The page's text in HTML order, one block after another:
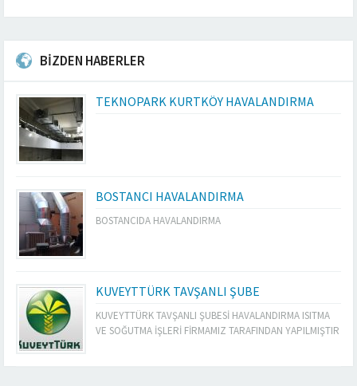
BİZDEN HABERLER
TEKNOPARK KURTKÖY HAVALANDIRMA
BOSTANCI HAVALANDIRMA
BOSTANCIDA HAVALANDIRMA
KUVEYTTÜRK TAVŞANLI ŞUBE
KUVEYTTÜRK TAVŞANLI ŞUBESİ HAVALANDIRMA ISITMA
VE SOĞUTMA İŞLERİ FİRMAMIZ TARAFINDAN YAPILMIŞTIR